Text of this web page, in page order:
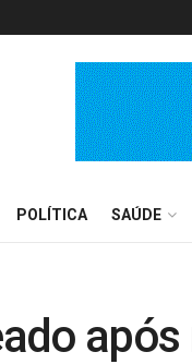
POLÍTICA SAÚDE